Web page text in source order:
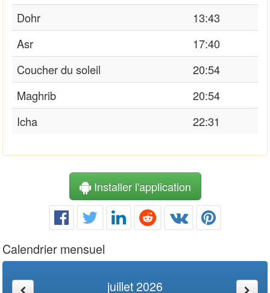
Dohr
13:43
Asr
17:40
Coucher du soleil
20:54
Maghrib
20:54
Icha
22:31
Installer l'application
Calendrier mensuel
juillet 2026